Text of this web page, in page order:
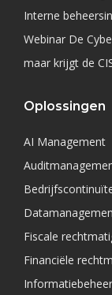
Interne
Webinar De
maar krijgt de
Oplossingen
AI Management
Fiscale
Financiële